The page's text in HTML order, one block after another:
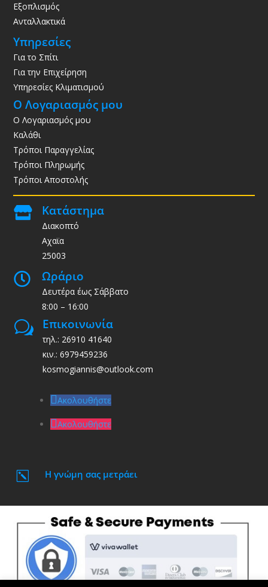
Εξοπλισμός
Ανταλλακτικά
Υπηρεσίες
Για το Σπίτι
Για την Επιχείρηση
Υπηρεσίες Κλιματισμού
Ο Λογαριασμός μου
Ο Λογαριασμός μου
Καλάθι
Τρόποι Παραγγελίας
Τρόποι Πληρωμής
Τρόποι Αποστολής
 Κατάστημα
Διακοπτό
Αχαϊα
25003
 Ωράριο
Δευτέρα έως Σάββατο
8:00 – 16:00
w Επικοινωνία
τηλ.: 26910 41640
κιν.: 6979459236
kosmogiannis@outlook.com
Ακολουθήστε
Ακολουθήστε
k Η γνώμη σας μετράει